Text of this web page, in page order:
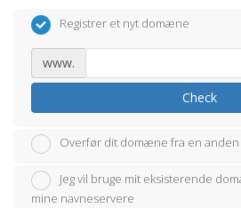
Registrer et nyt domæne
www.
Check
Overfør dit domæne fra en
Jeg vil bruge mit eksisterende
mine navneservere